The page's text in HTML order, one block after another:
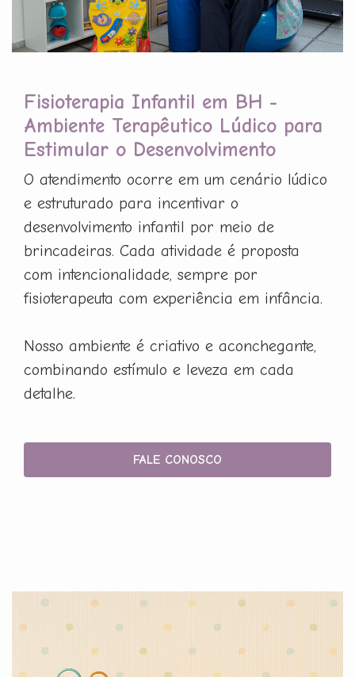
Fisioterapia Infantil em BH -
Ambiente Terapêutico Lúdico para
Estimular o Desenvolvimento
O atendimento ocorre em um cenário lúdico
e estruturado para incentivar o
desenvolvimento infantil por meio de
brincadeiras. Cada atividade é proposta
com intencionalidade, sempre por
fisioterapeuta com experiência em infância.
Nosso ambiente é criativo e aconchegante,
combinando estímulo e leveza em cada
detalhe.
FALE CONOSCO